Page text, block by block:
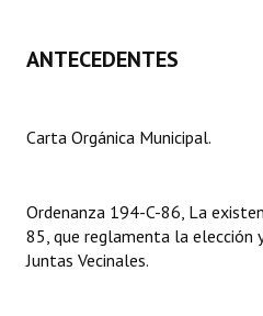
Carta Orgánica 2007
Organigrama
DOCUMENTOS
ANTECEDENTES
Carta Orgánica Municipal.
Ordenanza 194-C-86, La
85, que reglamenta la elección
Juntas Vecinales.